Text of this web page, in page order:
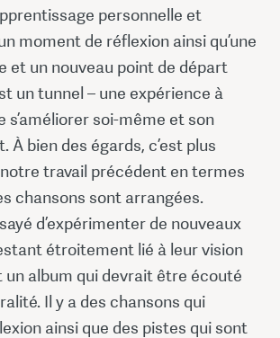
personnelle et
moment de réflexion ainsi qu’une
et un nouveau point de départ
un tunnel – une expérience à
s’améliorer soi-même et son
À bien des égards, c’est plus
travail précédent en termes
chansons sont arrangées.
d’expérimenter de nouveaux
étroitement lié à leur vision
un album qui devrait être écouté
Il y a des chansons qui
ainsi que des pistes qui sont